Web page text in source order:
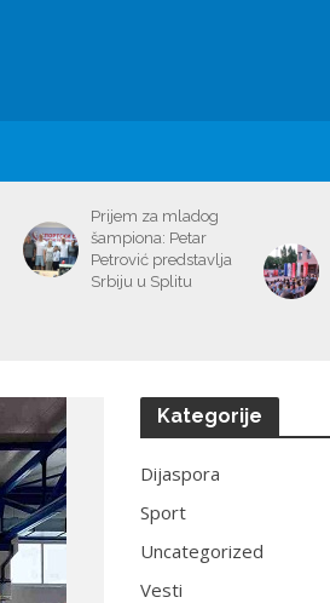
Prijem za mladog
šampiona: Petar
Petrović predstavlja
Srbiju u Splitu
Kategorije
Dijaspora
Sport
Uncategorized
Vesti